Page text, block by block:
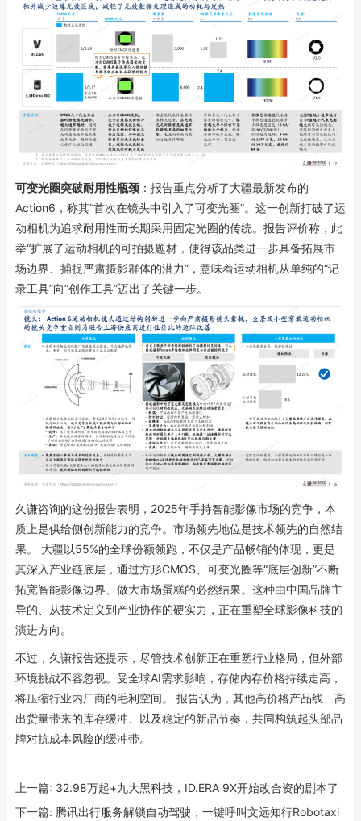
可变光圈突破耐用性瓶颈：报告重点分析了大疆最新发布的
Action6，称其“首次在镜头中引入了可变光圈”。这一创新打破了运
动相机为追求耐用性而长期采用固定光圈的传统。报告评价称，此
举“扩展了运动相机的可拍摄题材，使得该品类进一步具备拓展市
场边界、捕捉严肃摄影群体的潜力”，意味着运动相机从单纯的“记
录工具”向“创作工具”迈出了关键一步。
久谦咨询的这份报告表明，2025年手持智能影像市场的竞争，本
质上是供给侧创新能力的竞争。市场领先地位是技术领先的自然结
果。 大疆以55%的全球份额领跑，不仅是产品畅销的体现，更是
其深入产业链底层，通过方形CMOS、可变光圈等“底层创新”不断
拓宽智能影像边界、做大市场蛋糕的必然结果。这种由中国品牌主
导的、从技术定义到产业协作的硬实力，正在重塑全球影像科技的
演进方向。
不过，久谦报告还提示，尽管技术创新正在重塑行业格局，但外部
环境挑战不容忽视。受全球AI需求影响，存储内存价格持续走高，
将压缩行业内厂商的毛利空间。 报告认为，其他高价格产品线、高
出货量带来的库存缓冲、以及稳定的新品节奏，共同构筑起头部品
牌对抗成本风险的缓冲带。
上一篇: 32.98万起+九大黑科技，ID.ERA 9X开始改合资的剧本了
下一篇: 腾讯出行服务解锁自动驾驶，一键呼叫文远知行Robotaxi